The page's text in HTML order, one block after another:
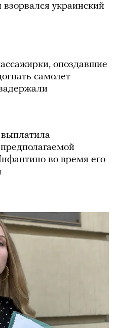
украинский
опоздавшие
самолет
во время его